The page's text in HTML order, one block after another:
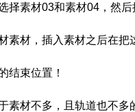
择素材03和素材04，然
素材，插入素材之后在把
结束位置！
素材不多，且轨道也不多